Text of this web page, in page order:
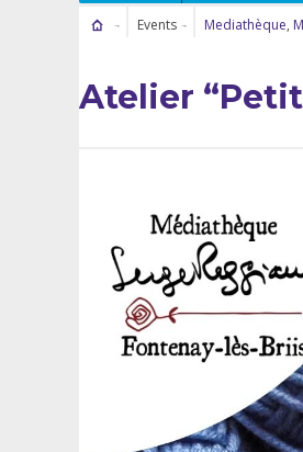
Events Mediathèque,
Atelier